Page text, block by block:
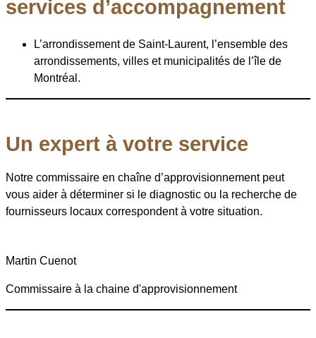
services d’accompagnement
L’arrondissement de Saint-Laurent, l’ensemble des
arrondissements, villes et municipalités de l’île de
Montréal.
Un expert à votre service
Notre commissaire en chaîne d’approvisionnement peut
vous aider à déterminer si le diagnostic ou la recherche de
fournisseurs locaux correspondent à votre situation.
Martin Cuenot
Commissaire à la chaine d'approvisionnement